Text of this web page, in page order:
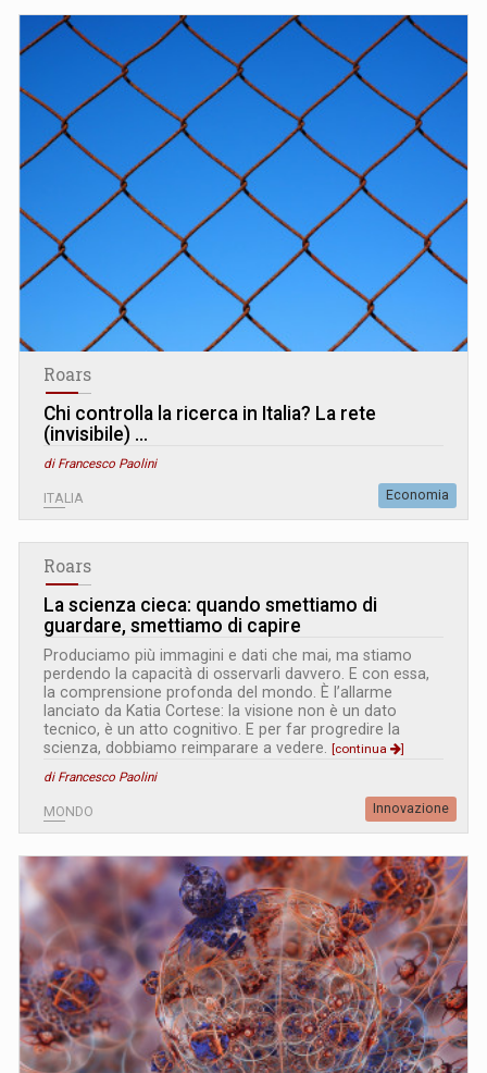
Roars
Chi controlla la ricerca in Italia? La rete
(invisibile) …
di Francesco Paolini
ITALIA Economia
Roars
La scienza cieca: quando smettiamo di
guardare, smettiamo di capire
Produciamo più immagini e dati che mai, ma stiamo
perdendo la capacità di osservarli davvero. E con essa,
la comprensione profonda del mondo. È l’allarme
lanciato da Katia Cortese: la visione non è un dato
tecnico, è un atto cognitivo. E per far progredire la
scienza, dobbiamo reimparare a vedere.
[continua
]
di Francesco Paolini
MONDO Innovazione